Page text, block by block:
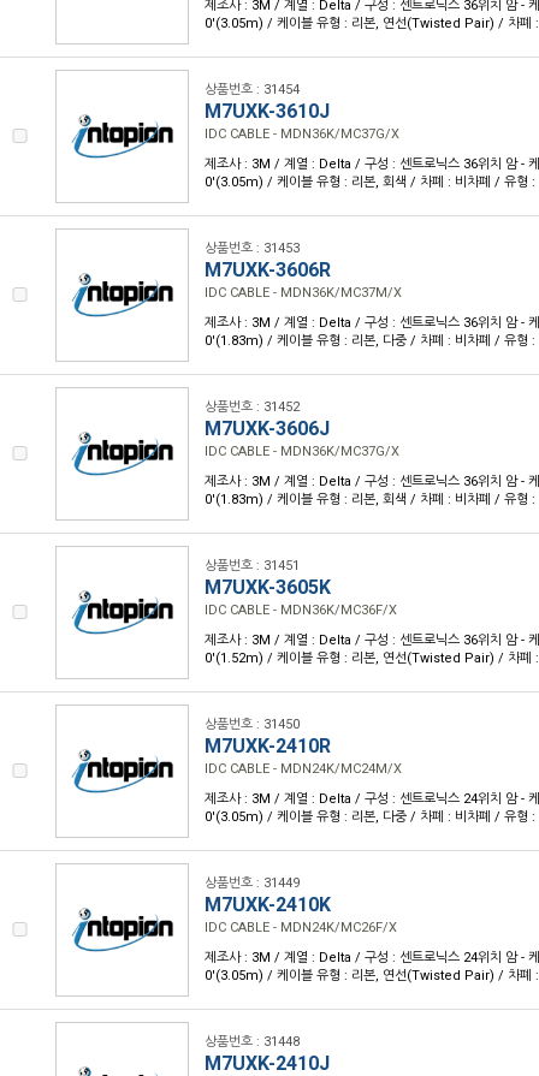
제조사 : 3M / 계열 : Delta / 구성 : 센트로닉스 36위치 암 -
0'(3.05m) / 케이블 유형 : 리본, 연선(Twisted Pair) / 차폐 :
상품번호 : 31454
M7UXK-3610J
IDC CABLE - MDN36K/MC37G/X
제조사 : 3M / 계열 : Delta / 구성 : 센트로닉스 36위치 암 -
0'(3.05m) / 케이블 유형 : 리본, 회색 / 차폐 : 비차폐 / 유형 :
상품번호 : 31453
M7UXK-3606R
IDC CABLE - MDN36K/MC37M/X
제조사 : 3M / 계열 : Delta / 구성 : 센트로닉스 36위치 암 -
0'(1.83m) / 케이블 유형 : 리본, 다중 / 차폐 : 비차폐 / 유형 :
상품번호 : 31452
M7UXK-3606J
IDC CABLE - MDN36K/MC37G/X
제조사 : 3M / 계열 : Delta / 구성 : 센트로닉스 36위치 암 -
0'(1.83m) / 케이블 유형 : 리본, 회색 / 차폐 : 비차폐 / 유형 :
상품번호 : 31451
M7UXK-3605K
IDC CABLE - MDN36K/MC36F/X
제조사 : 3M / 계열 : Delta / 구성 : 센트로닉스 36위치 암 -
0'(1.52m) / 케이블 유형 : 리본, 연선(Twisted Pair) / 차폐 :
상품번호 : 31450
M7UXK-2410R
IDC CABLE - MDN24K/MC24M/X
제조사 : 3M / 계열 : Delta / 구성 : 센트로닉스 24위치 암 -
0'(3.05m) / 케이블 유형 : 리본, 다중 / 차폐 : 비차폐 / 유형 :
상품번호 : 31449
M7UXK-2410K
IDC CABLE - MDN24K/MC26F/X
제조사 : 3M / 계열 : Delta / 구성 : 센트로닉스 24위치 암 -
0'(3.05m) / 케이블 유형 : 리본, 연선(Twisted Pair) / 차폐 :
상품번호 : 31448
M7UXK-2410J